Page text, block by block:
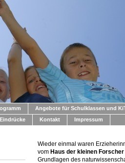
Angebote für Schulklassen und
Kontakt Impressum
Wieder einmal waren
vom Haus der kleinen Forscher
Grundlagen des